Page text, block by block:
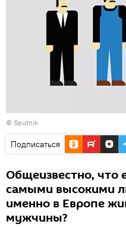
© Sputnik
Подписаться
Общеизвестно, что
самыми высокими
именно в Европе
мужчины?